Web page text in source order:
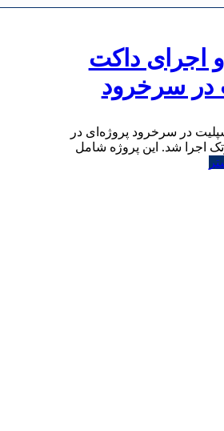
اجرای داکت
در سرخرود
در سرخرود پروژه‌ای در
اجرا شد. این پروژه شامل